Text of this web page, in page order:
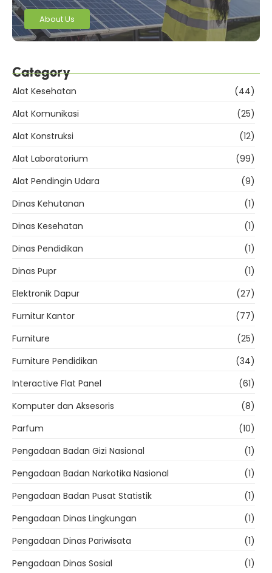
About Us
Category
Alat Kesehatan
(44)
Alat Komunikasi
(25)
Alat Konstruksi
(12)
Alat Laboratorium
(99)
Alat Pendingin Udara
(9)
Dinas Kehutanan
(1)
Dinas Kesehatan
(1)
Dinas Pendidikan
(1)
Dinas Pupr
(1)
Elektronik Dapur
(27)
Furnitur Kantor
(77)
Furniture
(25)
Furniture Pendidikan
(34)
Interactive Flat Panel
(61)
Komputer dan Aksesoris
(8)
Parfum
(10)
Pengadaan Badan Gizi Nasional
(1)
Pengadaan Badan Narkotika Nasional
(1)
Pengadaan Badan Pusat Statistik
(1)
Pengadaan Dinas Lingkungan
(1)
Pengadaan Dinas Pariwisata
(1)
Pengadaan Dinas Sosial
(1)